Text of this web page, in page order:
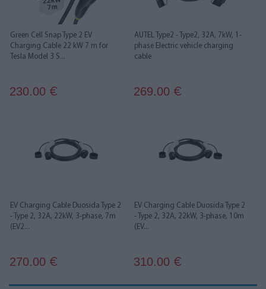
Green Cell Snap Type 2 EV
Charging Cable 22 kW 7 m for
Tesla Model 3 S...
230.00 €
AUTEL Type2 - Type2, 32A, 7kW, 1-
phase Electric vehicle charging
cable
269.00 €
EV Charging Cable Duosida Type 2
- Type 2, 32A, 22kW, 3-phase, 7m
(EV2...
270.00 €
EV Charging Cable Duosida Type 2
- Type 2, 32A, 22kW, 3-phase, 10m
(EV...
310.00 €